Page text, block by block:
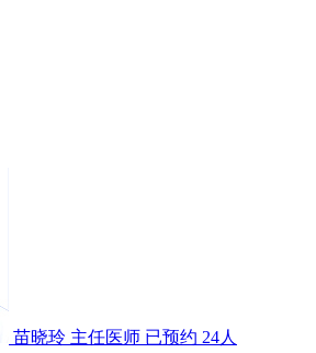
苗晓玲 主任医师 已预约 24人